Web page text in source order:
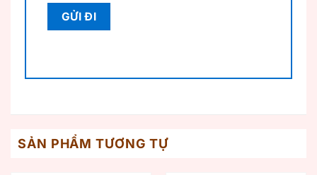
SẢN PHẨM TƯƠNG TỰ